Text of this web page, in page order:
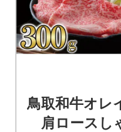
鳥取和牛オレ
肩ロースし